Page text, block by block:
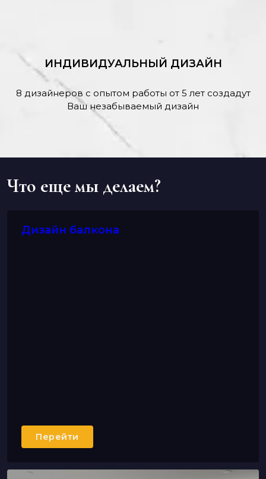
ИНДИВИДУАЛЬНЫЙ ДИЗАЙН
8 дизайнеров с опытом работы от 5 лет создадут
Ваш незабываемый дизайн
Что еще мы делаем?
Дизайн балкона
Перейти